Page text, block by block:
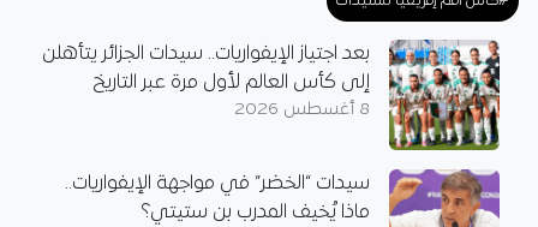
بعد اجتياز الإيفواريات.. سيدات الجزائر يتأهلن
إلى كأس العالم لأول مرة عبر التاريخ
8 أغسطس 2026
سيدات “الخضر” في مواجهة الإيفواريات..
ماذا يُخيف المدرب بن ستيتي؟